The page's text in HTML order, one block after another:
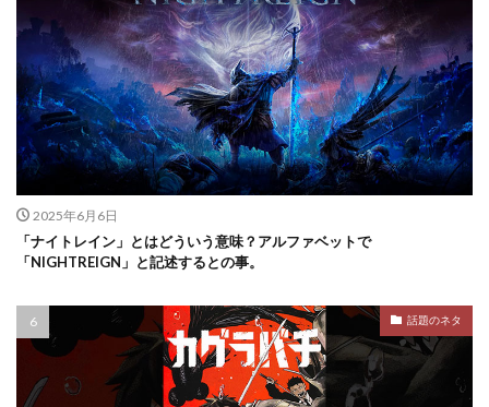
2025年6月6日
「ナイトレイン」とはどういう意味？アルファベットで
「NIGHTREIGN」と記述するとの事。
話題のネタ